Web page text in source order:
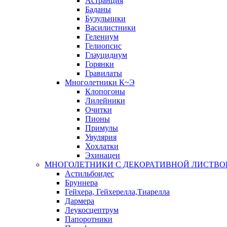
Баданы
Бузульники
Василистники
Гелениум
Гелиопсис
Глауцидиум
Горянки
Гравилаты
Многолетники К~Э
Клопогоны
Лилейники
Очитки
Пионы
Примулы
Увулярия
Хохлатки
Эхинацеи
МНОГОЛЕТНИКИ С ДЕКОРАТИВНОЙ
Астильбоидес
Бруннера
Гейхера, Гейхерелла,Тиарелла
Дармера
Леукосцептрум
Папоротники